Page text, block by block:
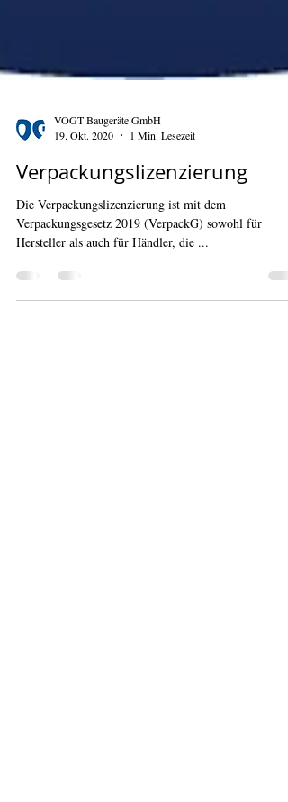
VOGT Baugeräte GmbH
19. Okt. 2020
1 Min. Lesezeit
Verpackungslizenzierung
Die Verpackungslizenzierung ist mit dem
Hersteller als auch für Händler, die ...